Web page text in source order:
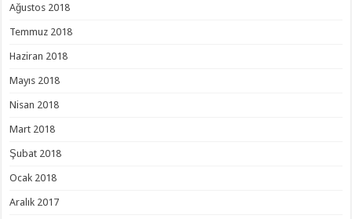
Ağustos 2018
Temmuz 2018
Haziran 2018
Mayıs 2018
Nisan 2018
Mart 2018
Şubat 2018
Ocak 2018
Aralık 2017